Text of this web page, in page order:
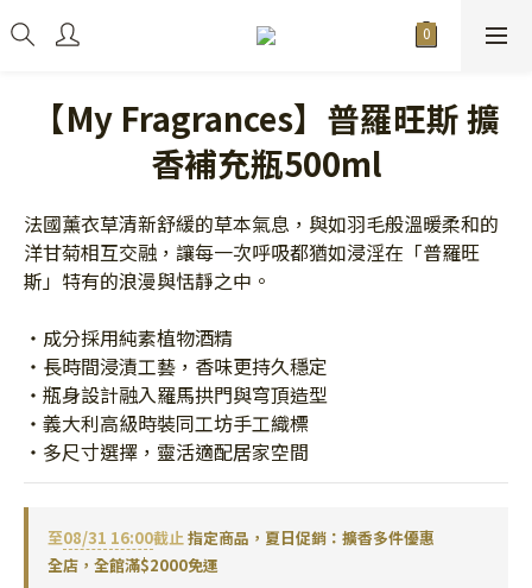
【My Fragrances】普羅旺斯 擴
香補充瓶500ml
法國薰衣草清新舒緩的草本氣息，與如羽毛般溫暖柔和的
洋甘菊相互交融，讓每一次呼吸都猶如浸淫在「普羅旺
斯」特有的浪漫與恬靜之中。
・成分採用純素植物酒精
・長時間浸漬工藝，香味更持久穩定
・瓶身設計融入羅馬拱門與穹頂造型
・義大利高級時裝同工坊手工織標
・多尺寸選擇，靈活適配居家空間
至08/31 16:00截止指定商品，夏日促銷：擴香多件優惠
全店，全館滿$2000免運